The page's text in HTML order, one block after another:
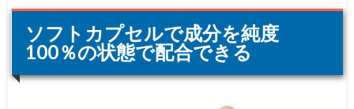
ソフトカプセルで成分を純度
100％の状態で配合できる